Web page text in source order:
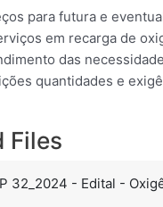
para futura e
em recarga de
das
quantidades e
Files
32_2024 - Edital -